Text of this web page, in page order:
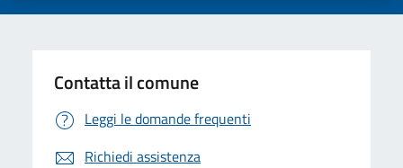
Contatta il comune
Leggi le domande frequenti
Richiedi assistenza